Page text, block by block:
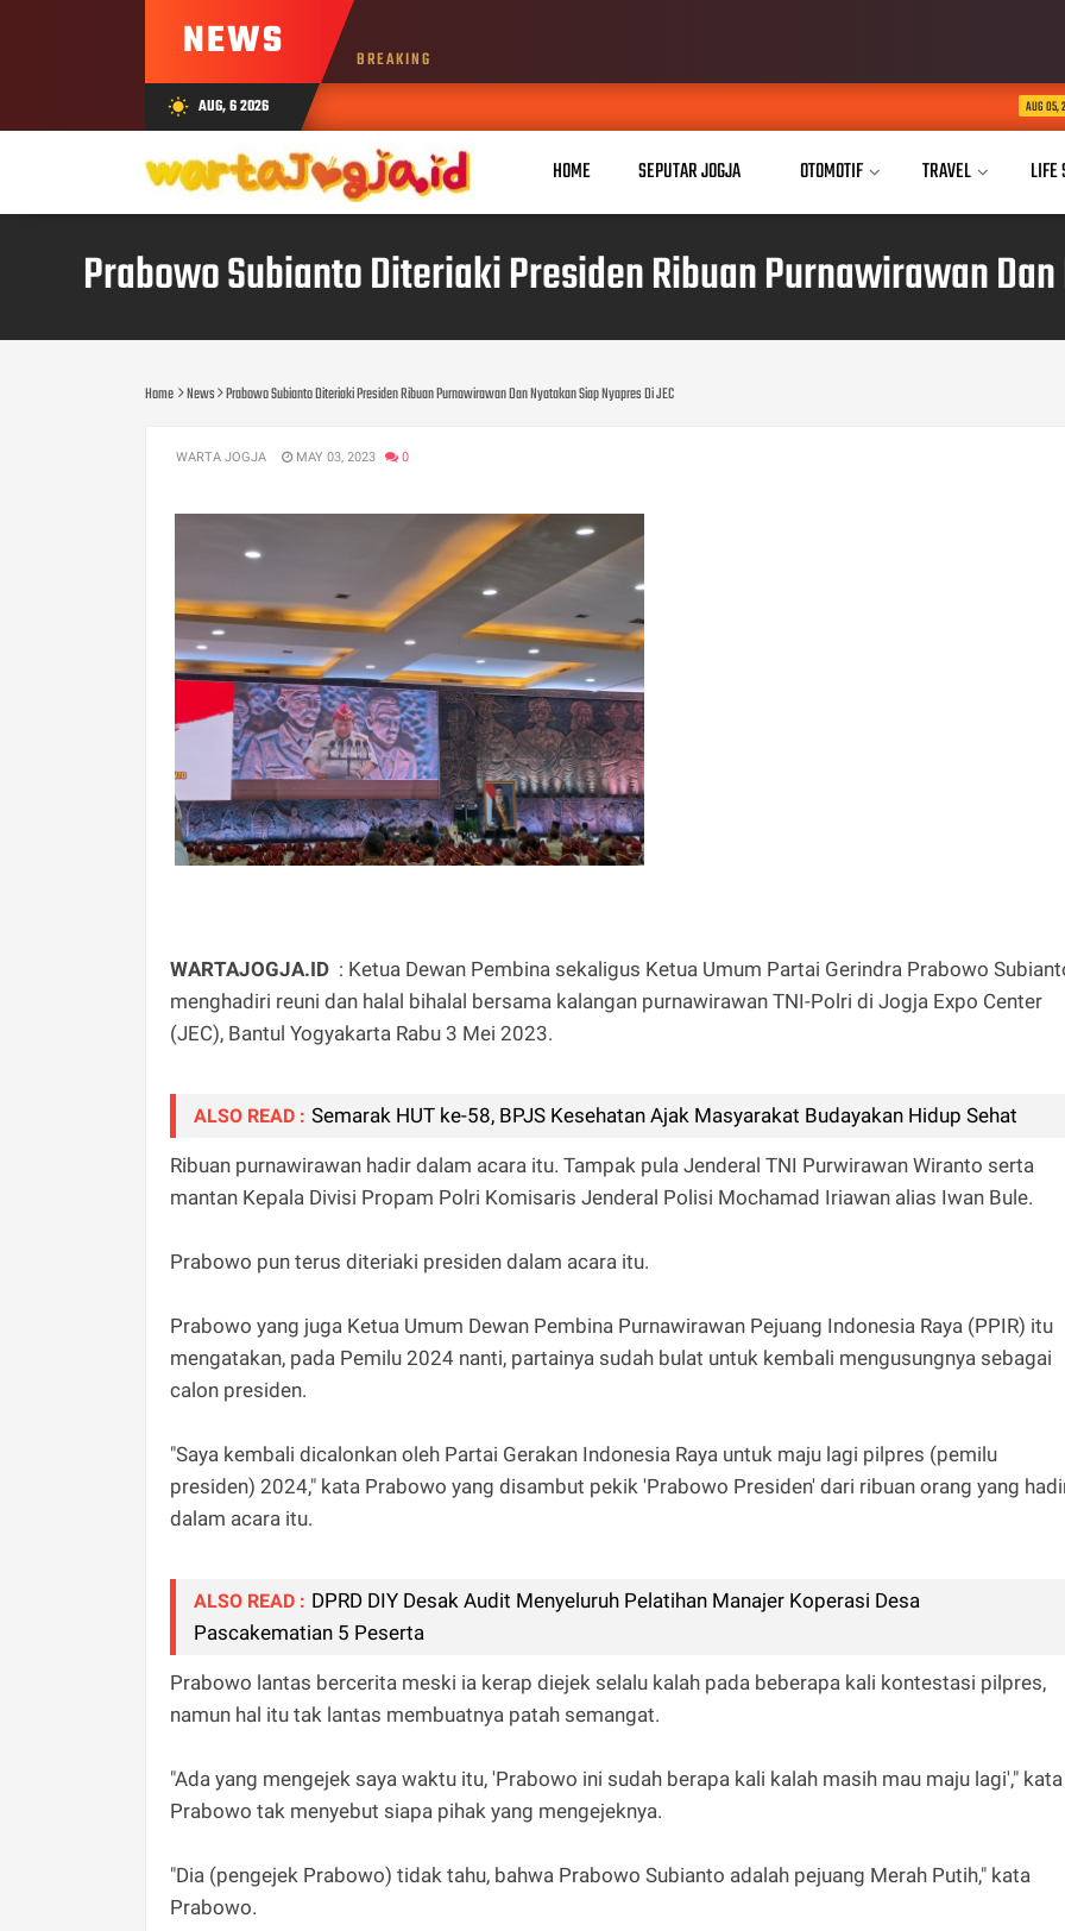
NEWS BREAKING
wb_sunny AUG, 6 2026 MBI Jogja Gelar
HOME SEPUTAR JOGJA OTOMOTIF TRAVEL LIFE
Prabowo Subianto Diteriaki Presiden Ribuan Purnawirawan Dan
Home News Prabowo Subianto Diteriaki Presiden Ribuan Purnawirawan Dan Nyatakan Siap Nyapres Di JEC
WARTA JOGJA MAY 03, 2023 0
WARTAJOGJA.ID : Ketua Dewan Pembina sekaligus Ketua Umum Partai Gerindra Prabowo
menghadiri reuni dan halal bihalal bersama kalangan purnawirawan TNI-Polri di Jogja Expo Center
(JEC), Bantul Yogyakarta Rabu 3 Mei 2023.
ALSO READ : Semarak HUT ke-58, BPJS Kesehatan Ajak Masyarakat Budayakan Hidup Sehat
Ribuan purnawirawan hadir dalam acara itu. Tampak pula Jenderal TNI Purwirawan Wiranto serta
mantan Kepala Divisi Propam Polri Komisaris Jenderal Polisi Mochamad Iriawan alias Iwan Bule.
Prabowo pun terus diteriaki presiden dalam acara itu.
Prabowo yang juga Ketua Umum Dewan Pembina Purnawirawan Pejuang Indonesia Raya (PPIR) itu
mengatakan, pada Pemilu 2024 nanti, partainya sudah bulat untuk kembali mengusungnya sebagai
calon presiden.
"Saya kembali dicalonkan oleh Partai Gerakan Indonesia Raya untuk maju lagi pilpres (pemilu
presiden) 2024," kata Prabowo yang disambut pekik 'Prabowo Presiden' dari ribuan orang yang
dalam acara itu.
ALSO READ : DPRD DIY Desak Audit Menyeluruh Pelatihan Manajer Koperasi Desa
Pascakematian 5 Peserta
Prabowo lantas bercerita meski ia kerap diejek selalu kalah pada beberapa kali kontestasi pilpres,
namun hal itu tak lantas membuatnya patah semangat.
"Ada yang mengejek saya waktu itu, 'Prabowo ini sudah berapa kali kalah masih mau maju lagi'," kata
Prabowo tak menyebut siapa pihak yang mengejeknya.
"Dia (pengejek Prabowo) tidak tahu, bahwa Prabowo Subianto adalah pejuang Merah Putih," kata
Prabowo.